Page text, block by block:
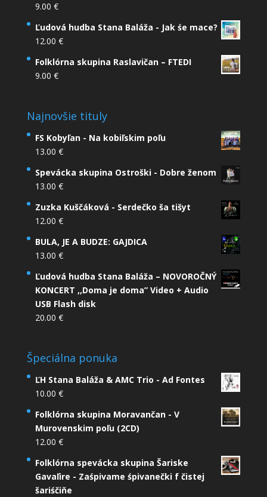
9.00 €
Ľudová hudba Stana Baláža - Jak śe mace?
12.00 €
Folklórna skupina Raslavičan – FTEDI
9.00 €
Najnovšie tituly
FS Kobyľan - Na kobiľskim poľu
13.00 €
Spevácka skupina Ostroški - Dobre ženom
13.00 €
Zuzka Kuščáková - Serdečko ša tišyt
12.00 €
BULA, JE A BUDZE: GAJDICA
13.00 €
Ľudová hudba Stana Baláža – NOVOROČNÝ
KONCERT ,,Doma je doma” Video + Audio
USB Flash disk
20.00 €
Špeciálna ponuka
ĽH Stana Baláža & AMC Trio - Ad Fontes
10.00 €
Folklórna skupina Moravančan - V
Murovenskim poľu (2CD)
12.00 €
Folklórna spevácka skupina Šariske
Gavaľire - Zaśpivame śpivanečki f čistej
šariśčiňe